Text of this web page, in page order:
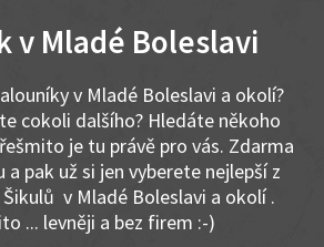
v Mladé Boleslavi
v Mladé Boleslavi a okolí?
cokoli dalšího? Hledáte někoho
je tu právě pro vás. Zdarma
a pak už si jen vyberete nejlepší z
v Mladé Boleslavi a okolí .
... levněji a bez firem :-)